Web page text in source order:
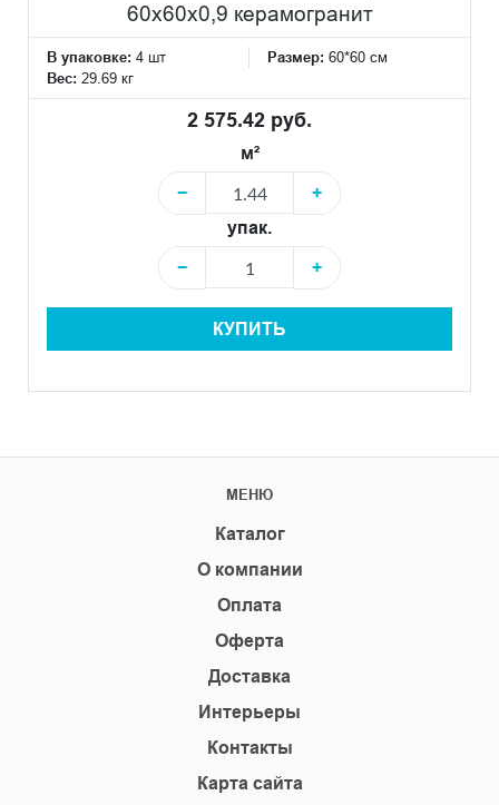
60x60x0,9 керамогранит
В упаковке: 4 шт Размер: 60*60 см
Вес: 29.69 кг
2 575.42 руб.
м²
−
+
упак.
−
+
КУПИТЬ
МЕНЮ
Каталог
О компании
Оплата
Оферта
Доставка
Интерьеры
Контакты
Карта сайта